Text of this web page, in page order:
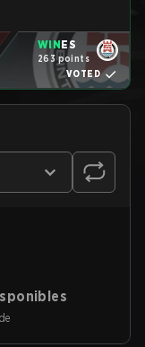
WINES
263 points
VOTED